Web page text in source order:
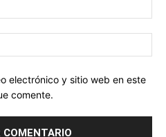
electrónico y sitio web en este
comente.